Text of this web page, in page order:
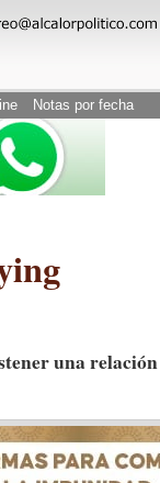
Notas por fecha
una relación